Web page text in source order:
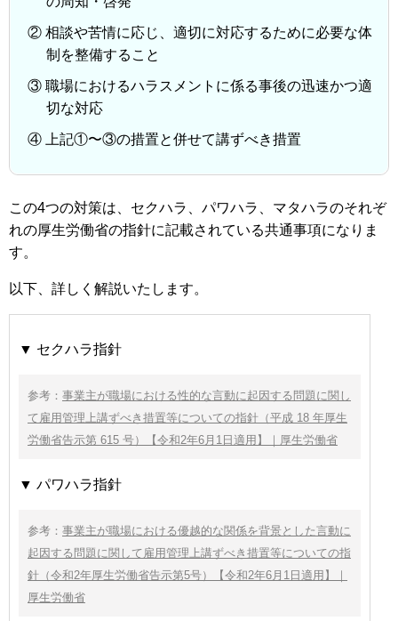
② 相談や苦情に応じ、適切に対応するために必要な体
制を整備すること
③ 職場におけるハラスメントに係る事後の迅速かつ適
切な対応
④ 上記①〜③の措置と併せて講ずべき措置
この4つの対策は、セクハラ、パワハラ、マタハラのそれぞ
れの厚生労働省の指針に記載されている共通事項になりま
す。
以下、詳しく解説いたします。
▼ セクハラ指針
参考： 事業主が職場における性的な言動に起因する問題に関し
て雇用管理上講ずべき措置等についての指針（平成 18 年厚生
労働省告示第 615 号）【令和2年6月1日適用】｜厚生労働省
▼ パワハラ指針
参考： 事業主が職場における優越的な関係を背景とした言動に
起因する問題に関して雇用管理上講ずべき措置等についての指
針（令和2年厚生労働省告示第5号）【令和2年6月1日適用】｜
厚生労働省